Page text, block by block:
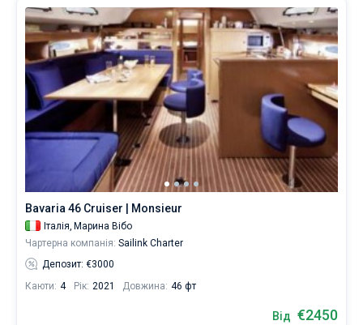
Bavaria 46 Cruiser | Monsieur
Італія, Марина Вібо
Чартерна компанія: Sailink Charter
Депозит: €3000
Каюти: 4 Рік: 2021 Довжина: 46 фт
Від €2450